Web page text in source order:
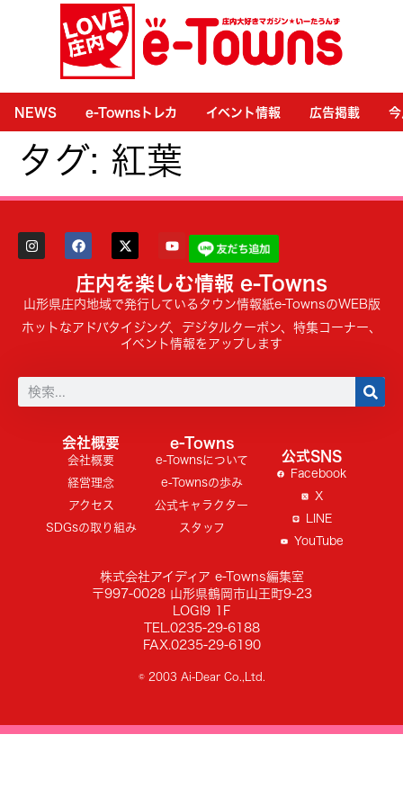
NEWS e-Townsトレカ イベント情報 広告掲載
タグ: 紅葉
庄内を楽しむ情報 e-Towns
山形県庄内地域で発行しているタウン情報紙e-TownsのWEB版
ホットなアドバタイジング、デジタルクーポン、特集コーナー、
イベント情報をアップします
会社概要
会社概要
経営理念
アクセス
SDGsの取り組み
e-Towns
e-Townsについて
e-Townsの歩み
公式キャラクター
スタッフ
公式SNS
Facebook
X
LINE
YouTube
株式会社アイディア e-Towns編集室
〒997-0028 山形県鶴岡市山王町9-23
LOGI9 1F
TEL.0235-29-6188
FAX.0235-29-6190
© 2003 Ai-Dear Co.,Ltd.